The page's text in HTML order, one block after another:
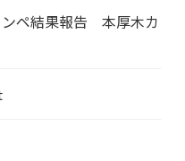
ペ結果報告 本厚木カ